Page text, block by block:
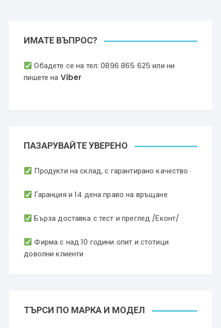
ИМАТЕ ВЪПРОС?
Обадете се на тел:0896 865 625 или ни
пишете на Viber
ПАЗАРУВАЙТЕ УВЕРЕНО
Продукти на склад, с гарантирано качество
Гаранция и 14 дена право на връщане
Бърза доставка с тест и преглед /Еконт/
Фирма с над 10 години опит и стотици
доволни клиенти
ТЪРСИ ПО МАРКА И МОДЕЛ